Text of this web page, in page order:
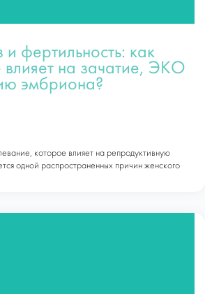
фертильность: как
влияет на зачатие, ЭКО
эмбриона?
которое влияет на репродуктивную
одной распространенных причин женского